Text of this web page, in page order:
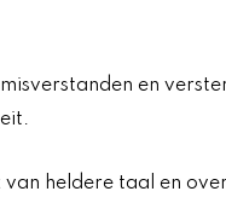
en
van heldere taal en